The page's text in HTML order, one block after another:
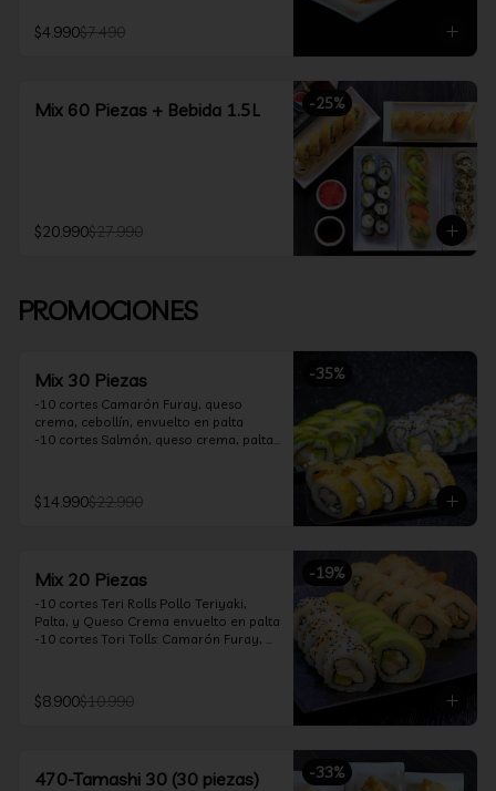
$4.990$7.490
-25%
Mix 60 Piezas + Bebida 1.5L
$20.990$27.990
PROMOCIONES
-35%
Mix 30 Piezas
-10 cortes Camarón Furay, queso
crema, cebollín, envuelto en palta
-10 cortes Salmón, queso crema, palta,
cebollín, frito en tempura
*Incluye 2 soya 30ml / 2 palitos / 1 salsa
$14.990$22.990
-19%
Mix 20 Piezas
-10 cortes Teri Rolls Pollo Teriyaki,
Palta, y Queso Crema envuelto en palta
-10 cortes Tori Tolls: Camarón Furay,
teriyaki 30ml
$8.900$10.990
-33%
470-Tamashi 30 (30 piezas)